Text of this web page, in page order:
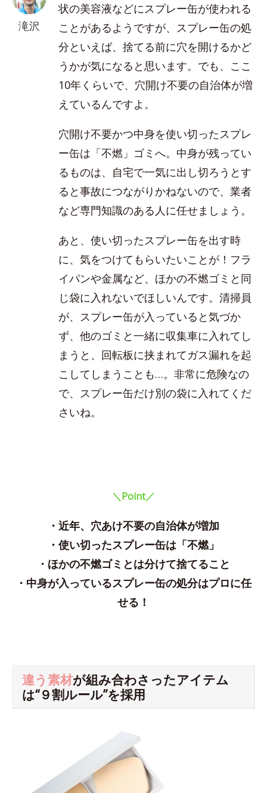
滝沢
状の美容液などにスプレー缶が使われる
ことがあるようですが、スプレー缶の処
分といえば、捨てる前に穴を開けるかど
うかが気になると思います。でも、ここ
10年くらいで、穴開け不要の自治体が増
えているんですよ。
穴開け不要かつ中身を使い切ったスプレ
ー缶は「不燃」ゴミへ。中身が残ってい
るものは、自宅で一気に出し切ろうとす
ると事故につながりかねないので、業者
など専門知識のある人に任せましょう。
あと、使い切ったスプレー缶を出す時
に、気をつけてもらいたいことが！フラ
イパンや金属など、ほかの不燃ゴミと同
じ袋に入れないでほしいんです。清掃員
が、スプレー缶が入っていると気づか
ず、他のゴミと一緒に収集車に入れてし
まうと、回転板に挟まれてガス漏れを起
こしてしまうことも…。非常に危険なの
で、スプレー缶だけ別の袋に入れてくだ
さいね。
＼Point／
・近年、穴あけ不要の自治体が増加
・使い切ったスプレー缶は「不燃」
・ほかの不燃ゴミとは分けて捨てること
・中身が入っているスプレー缶の処分はプロに任
せる！
違う素材が組み合わさったアイテム
は“９割ルール”を採用